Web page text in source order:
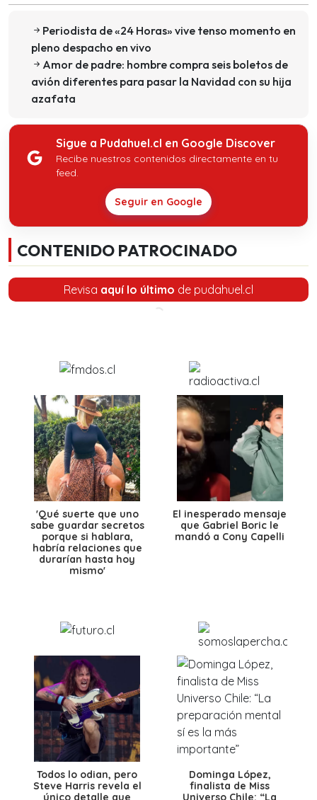
Periodista de «24 Horas» vive tenso momento en
pleno despacho en vivo
Amor de padre: hombre compra seis boletos de
avión diferentes para pasar la Navidad con su hija
azafata
Sigue a Pudahuel.cl en Google Discover
Recibe nuestros contenidos directamente en tu
feed.
Seguir en Google
CONTENIDO PATROCINADO
Revisa aquí lo último de pudahuel.cl
'Qué suerte que uno
sabe guardar secretos
porque si hablara,
habría relaciones que
durarían hasta hoy
mismo'
El inesperado mensaje
que Gabriel Boric le
mandó a Cony Capelli
Todos lo odian, pero
Steve Harris revela el
único detalle que
Dominga López,
finalista de Miss
Universo Chile: “La